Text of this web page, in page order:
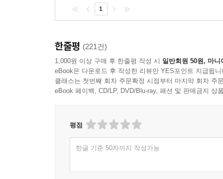
사장이 지불하고 절반은 소비자에게 내라고 하는
10년간 배달료가 오르지 않은 겁니다. 최근 배달
3. 배달료는 비싼가?
만약 직접 고용해서 라이더에게 임금을 지불했
원보다 더 많이 부담해야겠지요. 적어도 월 400
1
한줄평 (221건)
1,000원 이상 구매 후 한줄평 작성 시 일반회원 50원, 마니
eBook은 다운로드 후 작성한 리뷰만 YES포인트 지급됩니
클래스는 첫번째 회차 주문확정 시점부터 마지막 회차 주
eBook 페이백, CD/LP, DVD/Blu-ray, 패션 및 판매금지 상
평점
한글 기준 50자까지 작성가능